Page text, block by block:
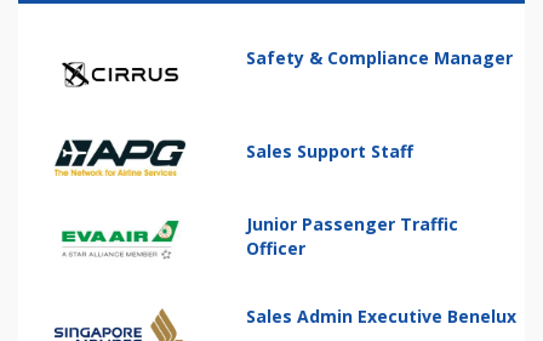
Safety & Compliance Manager
Sales Support Staff
Junior Passenger Traffic
Officer
Sales Admin Executive Benelux